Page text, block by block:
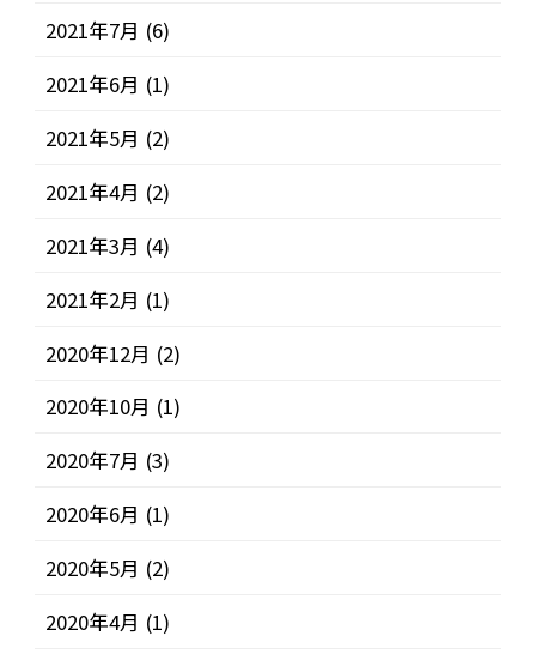
2021年7月 (6)
2021年6月 (1)
2021年5月 (2)
2021年4月 (2)
2021年3月 (4)
2021年2月 (1)
2020年12月 (2)
2020年10月 (1)
2020年7月 (3)
2020年6月 (1)
2020年5月 (2)
2020年4月 (1)